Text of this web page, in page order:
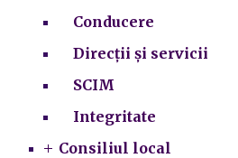
Conducere
Direcții și servicii
SCIM
Integritate
Consiliul local